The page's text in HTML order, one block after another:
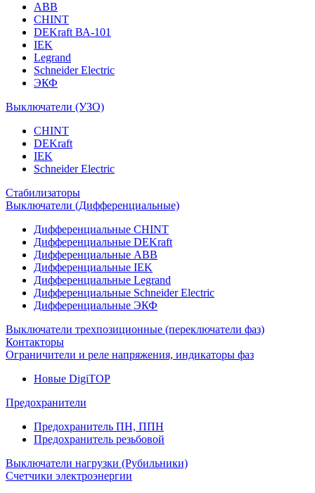
ABB
CHINT
DEKraft ВА-101
IEK
Legrand
Schneider Electric
ЭКФ
Выключатели (УЗО)
CHINT
DEKraft
IEK
Schneider Electric
Стабилизаторы
Выключатели (Дифференциальные)
Дифференциальные CHINT
Дифференциальные DEKraft
Дифференциальные ABB
Дифференциальные IEK
Дифференциальные Legrand
Дифференциальные Schneider Electric
Дифференциальные ЭКФ
Выключатели трехпозиционные (переключатели фаз)
Контакторы
Ограничители и реле напряжения, индикаторы фаз
Новые DigiTOP
Предохранители
Предохранитель ПН, ППН
Предохранитель резьбовой
Выключатели нагрузки (Рубильники)
Счетчики электроэнергии